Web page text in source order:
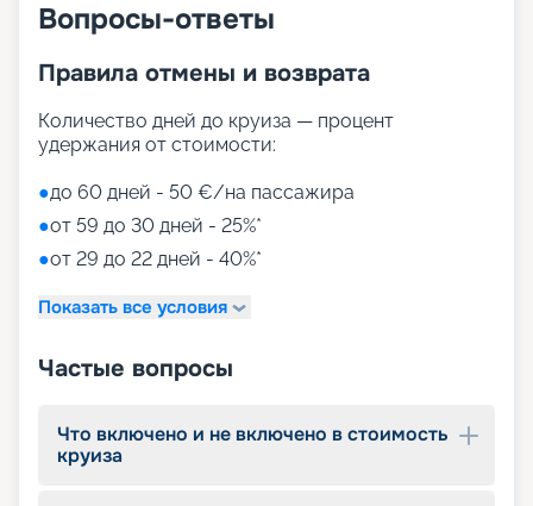
Вопросы-ответы
Правила отмены и возврата
Количество дней до круиза — процент
удержания от стоимости:
●до 60 дней - 50 €/на пассажира
●от 59 до 30 дней - 25%*
●от 29 до 22 дней - 40%*
Показать все условия
Частые вопросы
Что включено и не включено в стоимость
круиза